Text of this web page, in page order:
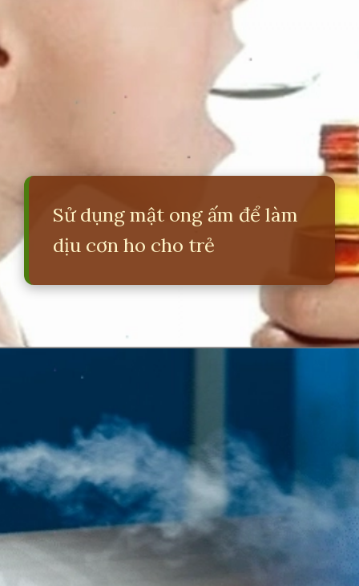
Sử dụng mật ong ấm để làm
dịu cơn ho cho trẻ
Đang mở